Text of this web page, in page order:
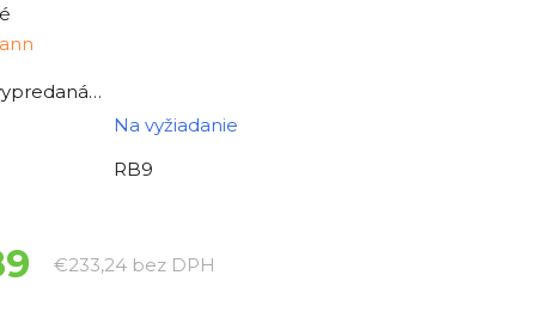
Na vyžiadanie
RB9
€233,24 bez DPH